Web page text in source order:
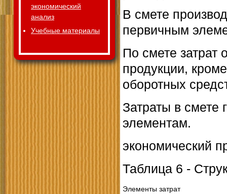
В смете
первичным
По смете затрат
продукции,
оборотных
Затраты в смете
элементам.
экономический
Таблица 6 -
Элементы затрат
экономический
анализ
Учебные материалы